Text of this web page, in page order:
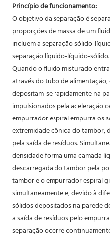
Princípio de funcionamento:
O objetivo da separação é
proporções de massa de um
incluem a separação sólido-
separação líquido-líquido-sólido.
Quando o fluido misturado
através do tubo de
depositam-se rapidamente na
impulsionados pela aceleração
empurrador espiral empurra os
extremidade cônica do tambor,
pela saída de resíduos.
densidade forma uma camada
descarregada do tambor pela
tambor e o empurrador espiral
simultaneamente e, devido à
sólidos depositados na parede
a saída de resíduos pelo
separação ocorre